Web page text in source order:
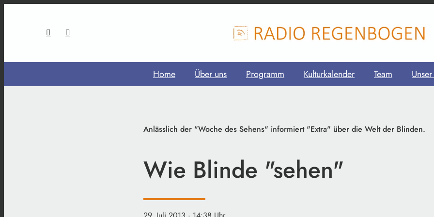
Home Über uns Programm Kulturkalender Team
Anlässlich der "Woche des Sehens" informiert "Extra" über die Welt der Blinden.
Wie Blinde "sehen"